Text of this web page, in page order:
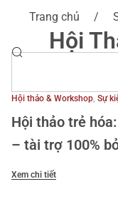
Trang chủ /
Hội
Hội thảo & Workshop, Sự
Hội thảo trẻ hóa:
– tài trợ 100%
Xem chi tiết